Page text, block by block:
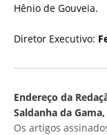
Hênio de Gouveia.
Diretor Executivo:
Endereço da
Saldanha da
Os artigos